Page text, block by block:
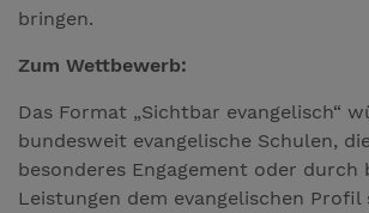
bringen.
Zum Wettbewerb:
Das Format „Sichtbar evangelisch“
bundesweit evangelische Schulen,
besonderes Engagement oder durch
Leistungen dem evangelischen Profil